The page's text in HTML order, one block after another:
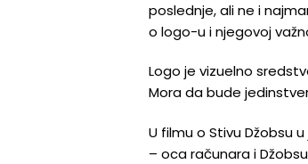
poslednje, ali ne i
o logo-u i njegovoj
Logo je vizuelno
Mora da bude
U filmu o Stivu Džobsu
– oca računara i